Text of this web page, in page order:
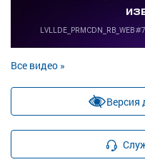
Все видео »
Версия